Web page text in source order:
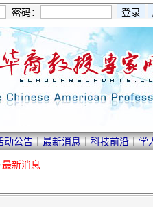
密码：
动公告｜最新消息｜科技前沿｜学
最新消息